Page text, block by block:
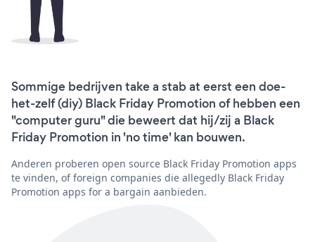
Sommige bedrijven take a stab at eerst een doe-
het-zelf (diy) Black Friday Promotion of hebben een
"computer guru" die beweert dat hij/zij a Black
Friday Promotion in 'no time' kan bouwen.
Anderen proberen open source Black Friday Promotion apps
te vinden, of foreign companies die allegedly Black Friday
Promotion apps for a bargain aanbieden.